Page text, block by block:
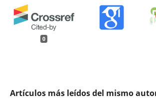
0
Artículos más leídos del mismo